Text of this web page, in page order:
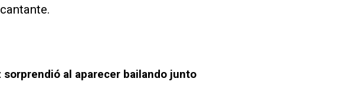
sorprendió al aparecer bailando junto